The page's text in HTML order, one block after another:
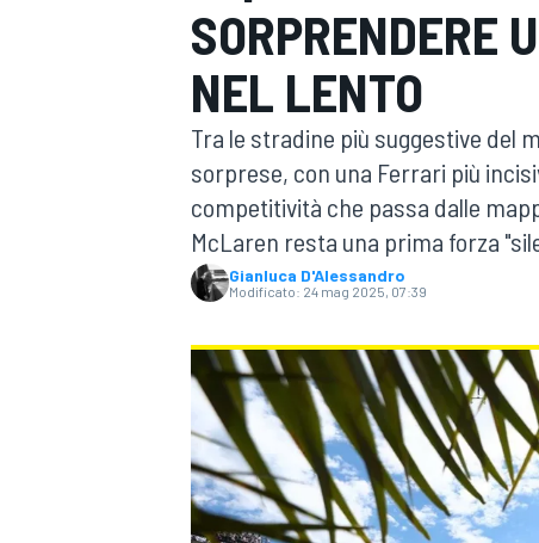
MOTOGP WEC
WRC
SORPRENDERE
NEL LENTO
Tra le stradine più suggestive del
sorprese, con una Ferrari più
competitività che passa dalle
McLaren resta una prima forza
Gianluca D'Alessandro
Modificato: 24 mag 2025, 07:39